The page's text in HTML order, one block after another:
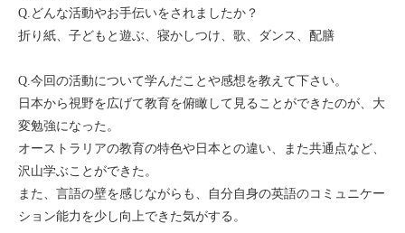
Q.どんな活動やお手伝いをされましたか？
折り紙、子どもと遊ぶ、寝かしつけ、歌、ダンス、配膳
Q.今回の活動について学んだことや感想を教えて下さい。
日本から視野を広げて教育を俯瞰して見ることができたのが、大
変勉強になった。
オーストラリアの教育の特色や日本との違い、また共通点など、
沢山学ぶことができた。
また、言語の壁を感じながらも、自分自身の英語のコミュニケー
ション能力を少し向上できた気がする。